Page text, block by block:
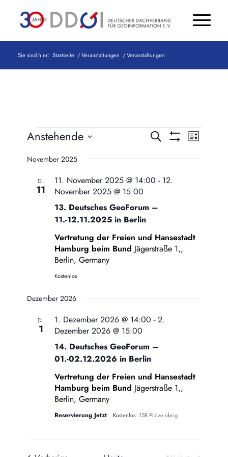
Sie sind hier: Startseite /Veranstaltungen /Veranstaltungen
Veranstaltungen
Suche
Filters
Liste
Anstehende
wählen.
November 2025
DI.
11
13. Deutsches GeoForum –
11.-12.11.2025 in Berlin
11. November 2025 @ 14:00 - 12.
November 2025 @ 15:00
Vertretung der Freien und Hansestadt
Hamburg beim Bund Jägerstraße 1,,
Berlin, Germany
Kostenlos
Dezember 2026
DI.
1
14. Deutsches GeoForum –
01.-02.12.2026 in Berlin
1. Dezember 2026 @ 14:00 -2.
Dezember 2026 @ 15:00
Vertretung der Freien und Hansestadt
Hamburg beim Bund Jägerstraße 1,,
Berlin, Germany
Reservierung Jetzt Kostenlos 158 Plätze übrig